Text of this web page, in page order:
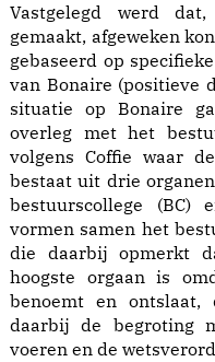
Vastgelegd werd
gemaakt, afgeweken
gebaseerd op
van Bonaire (positieve
situatie op Bonaire
overleg met het
volgens Coffie waar
bestaat uit drie
bestuurscollege (BC)
vormen samen het
die daarbij opmerkt
hoogste orgaan is
benoemt en ontslaat,
daarbij de begroting
voeren en de